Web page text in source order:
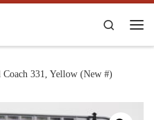
Search
331, Yellow (New #)